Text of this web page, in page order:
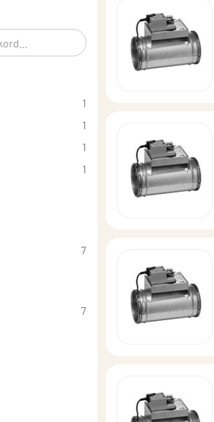
Skötsel
begränsning av farliga ämnen
Filtrera produkter
1
1
1
1
7
7